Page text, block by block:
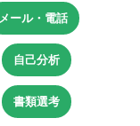
メール・電話
自己分析
書類選考